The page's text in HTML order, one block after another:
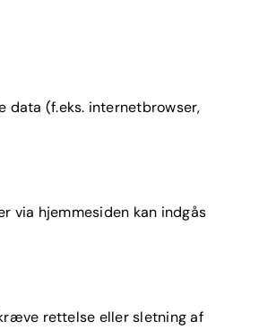
data (f.eks. internetbrowser,
via hjemmesiden kan indgås
rettelse eller sletning af